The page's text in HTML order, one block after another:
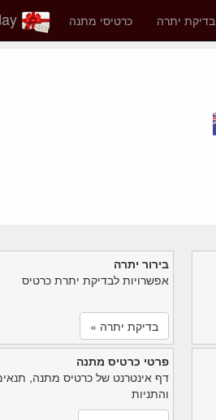
כרטיסי מתנה בדיקת יתרה
בירור יתרה
אפשרויות לבדיקת יתרת כרטיס
בדיקת יתרה »
פרטי כרטיס מתנה
דף אינטרנט של כרטיס מתנה,
והתניות